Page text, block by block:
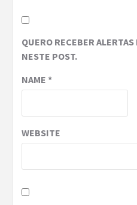
QUERO RECEBER
NESTE POST.
NAME *
WEBSITE